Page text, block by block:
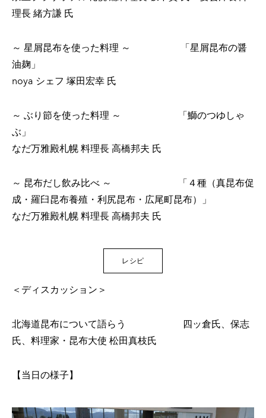
理長 緒方謙 氏
～ 星屑昆布を使った料理 ～ 「星屑昆布の醤
油麹」
noya シェフ 塚田宏幸 氏
～ ぶり節を使った料理 ～ 「鰤のつゆしゃ
ぶ」
なだ万雅殿札幌 料理長 高橋邦夫 氏
～ 昆布だし飲み比べ ～ 「４種（真昆布促
成・羅臼昆布養殖・利尻昆布・広尾町昆布）」
なだ万雅殿札幌 料理長 高橋邦夫 氏
レシピ
＜ディスカッション＞
北海道昆布について語らう 四ッ倉氏、保志
氏、料理家・昆布大使 松田真枝氏
【当日の様子】